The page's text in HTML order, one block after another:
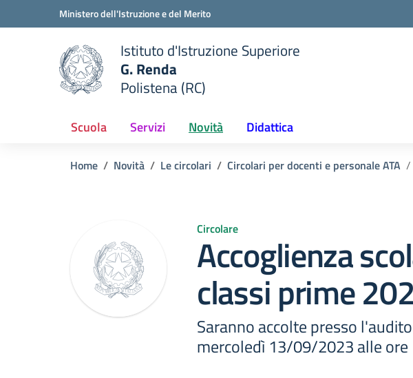
Vai ai contenuti
Vai al menu di navigazioneMinistero dell'Istruzione e del Merito
scuola
Istituto d'Istruzione Superiore
G. Renda
Polistena (RC)
Scuola Servizi Novità Didattica
Home Novità Le circolari Circolari per docenti e personale ATA
Circolare
Accoglienza
classi prime
Saranno accolte presso
mercoledì 13/09/2023 alle ore